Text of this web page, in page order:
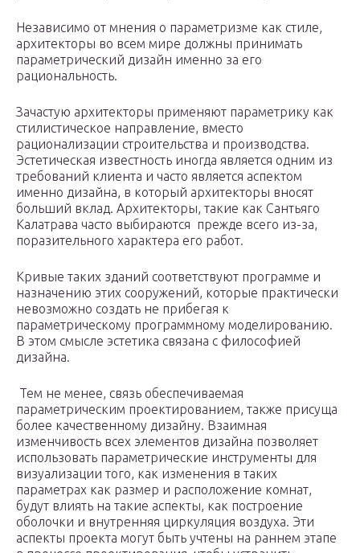
Независимо от мнения о параметризме как стиле,
архитекторы во всем мире должны принимать
параметрический дизайн именно за его
рациональность.
Зачастую архитекторы применяют параметрику как
стилистическое направление, вместо
рационализации строительства и производства.
Эстетическая известность иногда является одним из
требований клиента и часто является аспектом
именно дизайна, в который архитекторы вносят
больший вклад. Архитекторы, такие как Сантьяго
Калатрава часто выбираются прежде всего из-за,
поразительного характера его работ.
Кривые таких зданий соответствуют программе и
назначению этих сооружений, которые практически
невозможно создать не прибегая к
параметрическому программному моделированию.
В этом смысле эстетика связана с философией
дизайна.
Тем не менее, связь обеспечиваемая
параметрическим проектированием, также присуща
более качественному дизайну. Взаимная
изменчивость всех элементов дизайна позволяет
использовать параметрические инструменты для
визуализации того, как изменения в таких
параметрах как размер и расположение комнат,
будут влиять на такие аспекты, как построение
оболочки и внутренняя циркуляция воздуха. Эти
аспекты проекта могут быть учтены на раннем этапе